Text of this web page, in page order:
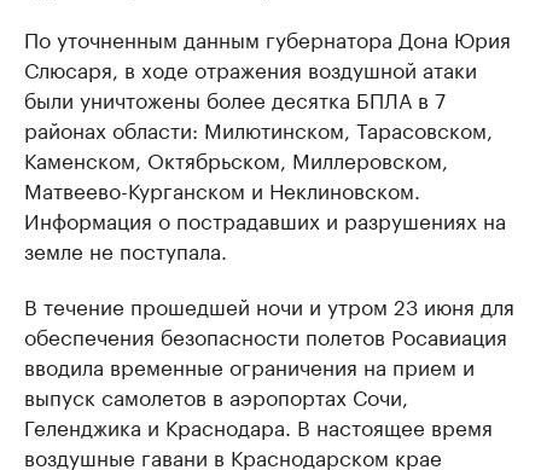
По уточненным данным губернатора Дона Юрия
Слюсаря, в ходе отражения воздушной атаки
были уничтожены более десятка БПЛА в 7
районах области: Милютинском, Тарасовском,
Каменском, Октябрьском, Миллеровском,
Матвеево-Курганском и Неклиновском.
Информация о пострадавших и разрушениях на
земле не поступала.
В течение прошедшей ночи и утром 23 июня для
обеспечения безопасности полетов Росавиация
вводила временные ограничения на прием и
выпуск самолетов в аэропортах Сочи,
Геленджика и Краснодара. В настоящее время
воздушные гавани в Краснодарском крае